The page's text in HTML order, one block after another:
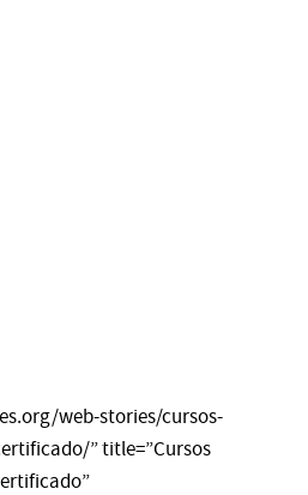
web-stories/cursos-
” title=”Cursos